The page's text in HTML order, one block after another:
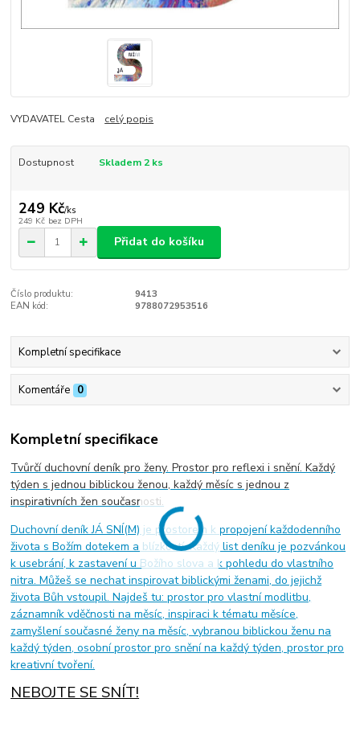
VYDAVATEL Cesta celý popis
Dostupnost Skladem 2 ks
249 Kč/ks
249 Kč bez DPH
Přidat do košíku
Číslo produktu:
9413
EAN kód:
9788072953516
Kompletní specifikace
Komentáře 0
Kompletní specifikace
Tvůrčí duchovní deník pro ženy. Prostor pro reflexi i snění. Každý
týden s jednou biblickou ženou, každý měsíc s jednou z
inspirativních žen současnosti.
Duchovní deník JÁ SNÍ(M) je prostorem k propojení každodenního
života s Božím dotekem a blízkostí. Každý list deníku je pozvánkou
k usebrání, k zastavení u Božího slova a k pohledu do vlastního
nitra. Můžeš se nechat inspirovat biblickými ženami, do jejichž
života Bůh vstoupil. Najdeš tu: prostor pro vlastní modlitbu,
záznamník vděčnosti na měsíc, inspiraci k tématu měsíce,
zamyšlení současné ženy na měsíc, vybranou biblickou ženu na
každý týden, osobní prostor pro snění na každý týden, prostor pro
kreativní tvoření.
NEBOJTE SE SNÍT!